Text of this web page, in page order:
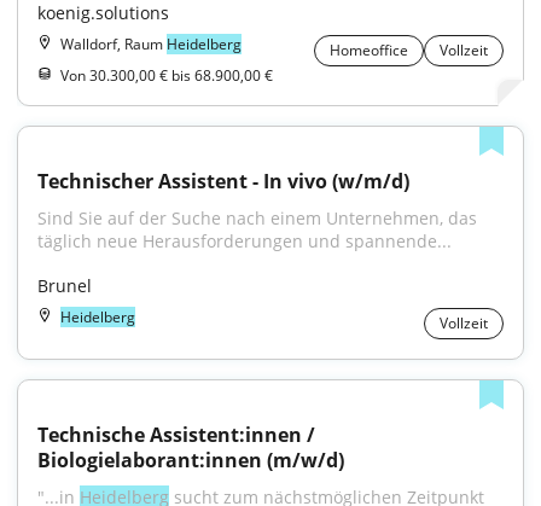
koenig.solutions
Walldorf, Raum Heidelberg Homeoffice
Vollzeit
Von 30.300,00 € bis 68.900,00 €
Technischer Assistent - In vivo (w/m/d)
Sind Sie auf der Suche nach einem Unternehmen, das
täglich neue Herausforderungen und spannende...
Brunel
Heidelberg Vollzeit
Technische Assistent:innen /
Biologielaborant:innen (m/w/d)
"...in Heidelberg sucht zum nächstmöglichen Zeitpunkt